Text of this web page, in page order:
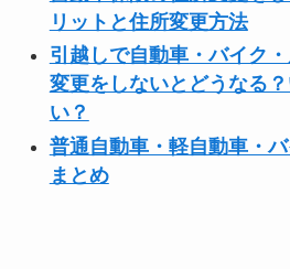
リットと住所変更方法
引越しで自動車・バイク
変更をしないとどうなる
い？
普通自動車・軽自動車・
まとめ